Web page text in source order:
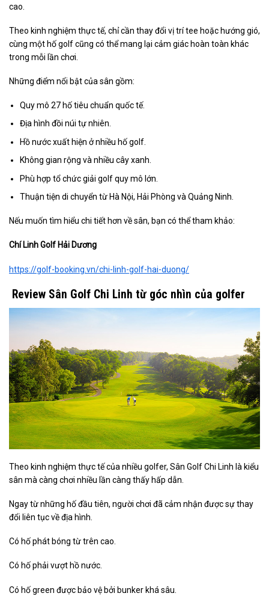
cao.
Theo kinh nghiệm thực tế, chỉ cần thay đổi vị trí tee hoặc hướng gió,
cùng một hố golf cũng có thể mang lại cảm giác hoàn toàn khác
trong mỗi lần chơi.
Những điểm nổi bật của sân gồm:
Quy mô 27 hố tiêu chuẩn quốc tế.
Địa hình đồi núi tự nhiên.
Hồ nước xuất hiện ở nhiều hố golf.
Không gian rộng và nhiều cây xanh.
Phù hợp tổ chức giải golf quy mô lớn.
Thuận tiện di chuyển từ Hà Nội, Hải Phòng và Quảng Ninh.
Nếu muốn tìm hiểu chi tiết hơn về sân, bạn có thể tham khảo:
Chí Linh Golf Hải Dương
https://golf-booking.vn/chi-linh-golf-hai-duong/
Review Sân Golf Chi Linh từ góc nhìn của golfer
Theo kinh nghiệm thực tế của nhiều golfer, Sân Golf Chi Linh là kiểu
sân mà càng chơi nhiều lần càng thấy hấp dẫn.
Ngay từ những hố đầu tiên, người chơi đã cảm nhận được sự thay
đổi liên tục về địa hình.
Có hố phát bóng từ trên cao.
Có hố phải vượt hồ nước.
Có hố green được bảo vệ bởi bunker khá sâu.